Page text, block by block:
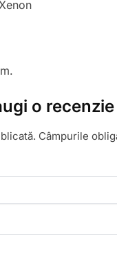
o
Câmpurile